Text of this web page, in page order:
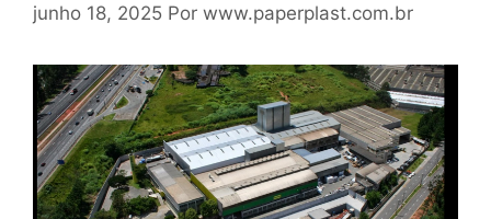
junho 18, 2025 Por www.paperplast.com.br